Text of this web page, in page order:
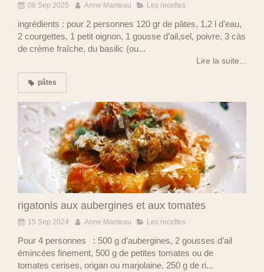
08 Sep 2025 Anne Manteau Les recettes
ingrédients : pour 2 personnes 120 gr de pâtes, 1,2 l d’eau,
2 courgettes, 1 petit oignon, 1 gousse d’ail,sel, poivre, 3 càs
de crème fraîche, du basilic (ou...
Lire la suite...
pâtes
rigatonis aux aubergines et aux tomates
15 Sep 2024 Anne Manteau Les recettes
Pour 4 personnes : 500 g d’aubergines, 2 gousses d’ail
émincées finement, 500 g de petites tomates ou de
tomates cerises, origan ou marjolaine, 250 g de ri...